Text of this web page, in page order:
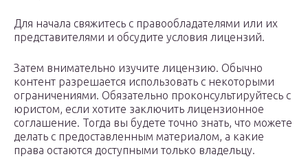
Для начала свяжитесь с правообладателями или их
представителями и обсудите условия лицензий.
Затем внимательно изучите лицензию. Обычно
контент разрешается использовать с некоторыми
ограничениями. Обязательно проконсультируйтесь с
юристом, если хотите заключить лицензионное
соглашение. Тогда вы будете точно знать, что можете
делать с предоставленным материалом, а какие
права остаются доступными только владельцу.